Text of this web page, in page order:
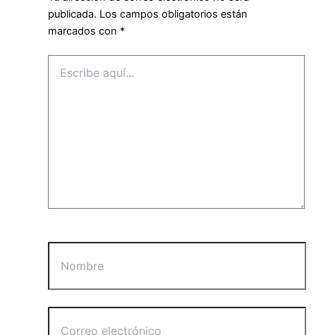
publicada. Los campos obligatorios están
marcados con *
aquí...
electrónico